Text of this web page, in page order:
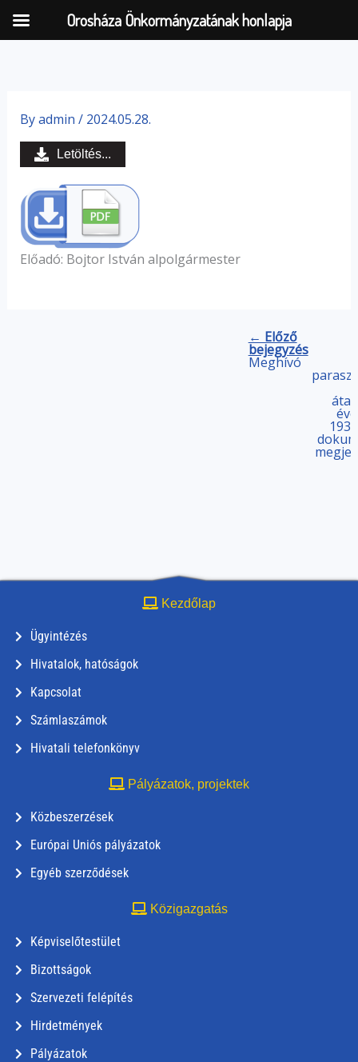
content
Byadmin / 2024.05.28.
Előadó: Bojtor István alpolgármester
Letöltés...
← Előző
bejegyzés
Meghívó
Kezdőlap
Ügyintézés
Hivatalok, hatóságok
Kapcsolat
Számlaszámok
Hivatali telefonkönyv
Pályázatok, projektek
Közbeszerzések
Európai Uniós pályázatok
Egyéb szerződések
Közigazgatás
Képviselőtestület
Bizottságok
Szervezeti felépítés
Hirdetmények
Pályázatok
Orosháza Önkormányzatának honlapja